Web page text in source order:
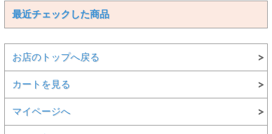
最近チェックした商品
お店のトップへ戻る
カートを見る
マイページへ